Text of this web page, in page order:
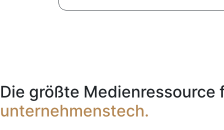
Die größte Medienressource
unternehmenstech.